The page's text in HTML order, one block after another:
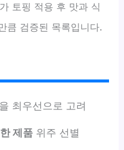
토핑 적용 후 맛과 식
큼 검증된 목록입니다.
최우선으로 고려
제품위주 선별